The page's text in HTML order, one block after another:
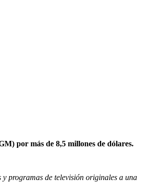
por más de 8,5 millones de dólares.
programas de televisión originales a una